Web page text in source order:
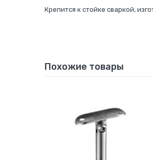
Крепится к стойке сваркой,
Похожие товары